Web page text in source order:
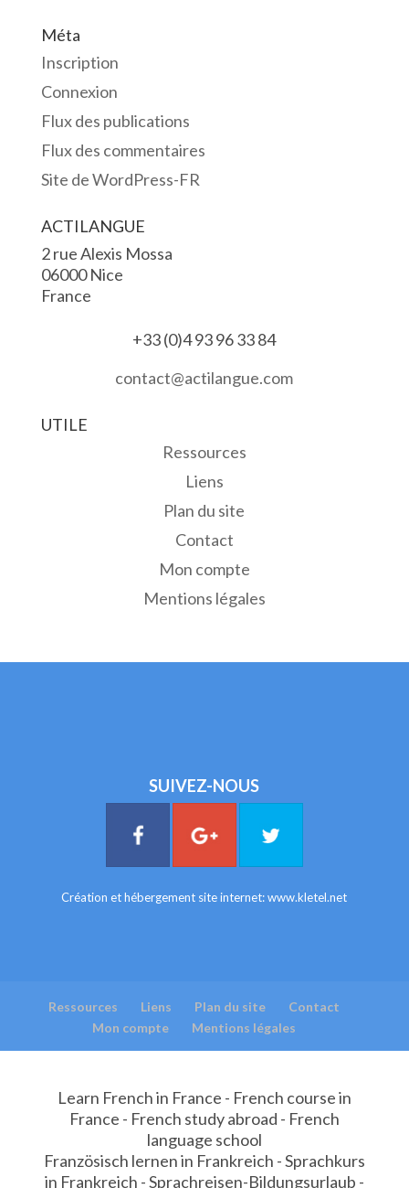
Méta
Inscription
Connexion
Flux des publications
Flux des commentaires
Site de WordPress-FR
ACTILANGUE
2 rue Alexis Mossa
06000 Nice
France
+33 (0)4 93 96 33 84
contact@actilangue.com
UTILE
Ressources
Liens
Plan du site
Contact
Mon compte
Mentions légales
SUIVEZ-NOUS
Création et hébergement site internet:www.kletel.net
Ressources Liens Plan du site
Contact
Mon compte
Mentions légales
Learn French in France - French course in
France - French study abroad - French
language school
Französisch lernen in Frankreich - Sprachkurs
in Frankreich - Sprachreisen-Bildungsurlaub -